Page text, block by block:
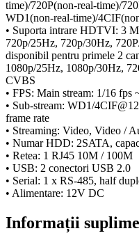
time)/720P(non-real-time)/
WD1(non-real-time)/
• Suporta intrare HDTVI: 3
720p/25Hz, 720p/30Hz,
disponibil pentru primele 2
1080p/25Hz, 1080p/30Hz,
CVBS
• FPS: Main stream: 1/16 fps
• Sub-stream: WD1/
frame rate
• Streaming: Video, Video /
• Numar HDD: 2SATA,
• Retea: 1 RJ45 10M / 100M
• USB: 2 conectori USB 2.0
• Serial: 1 x RS-485, half
• Alimentare: 12V DC
Informații